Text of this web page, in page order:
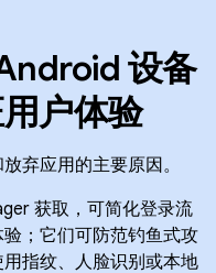
设备
户体验
弃应用的主要原因。
获取，可简化登录流
；它们可防范钓鱼式攻
指纹、人脸识别或本地